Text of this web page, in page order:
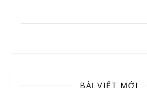
BÀI VIẾT MỚI